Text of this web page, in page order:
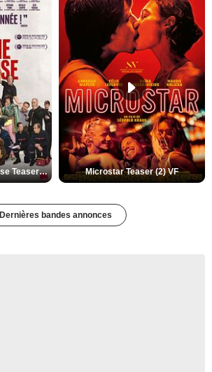
De la Comédie-Française Teaser (3) VF Microstar Teaser (2) VF
Dernières bandes annonces